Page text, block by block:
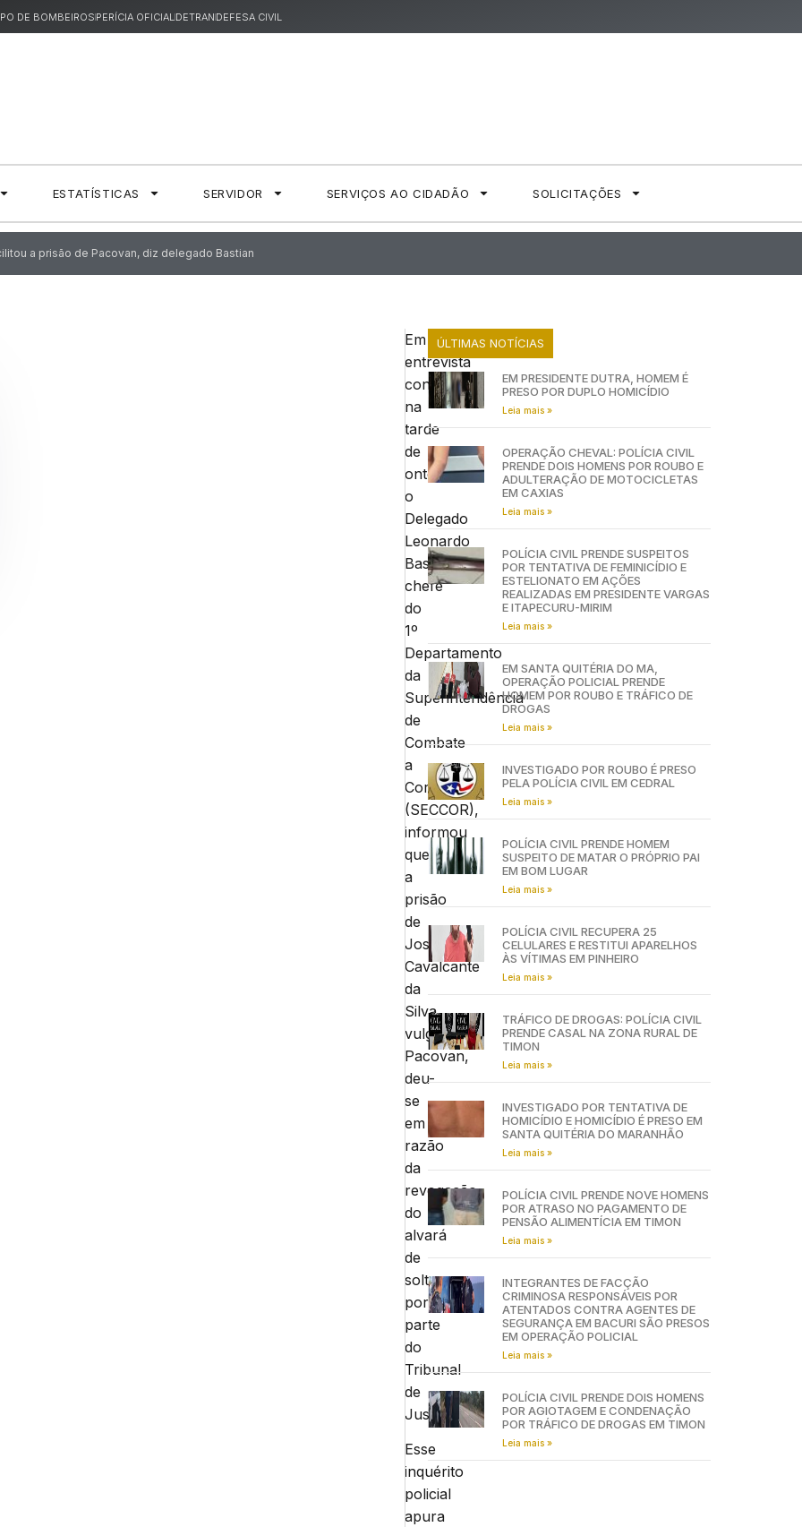
DE BOMBEIROSPERÍCIA OFICIALDETRANDEFESA CIVIL
ESTATÍSTICAS SERVIDOR SERVIÇOS AO CIDADÃO SOLICITAÇÕES
a prisão de Pacovan, diz delegado Bastian
Em
entrevista
concedida
na
tarde
de
ontem,
o
Delegado
Leonardo
Bastian
chefe
do
1º
Departamento
da
Superintendência
de
Combate
a
Corrupção
(SECCOR),
informou
que
a
prisão
de
Josival
Cavalcante
da
Silva,
vulgo
Pacovan,
deu-
se
em
razão
da
revogação
do
alvará
de
soltura
por
parte
do
Tribunal
de
Justiça.
Esse
inquérito
policial
apura
ÚLTIMAS NOTÍCIAS
EM PRESIDENTE DUTRA, HOMEM É
PRESO POR DUPLO HOMICÍDIO
Leia mais »
OPERAÇÃO CHEVAL: POLÍCIA CIVIL
PRENDE DOIS HOMENS POR ROUBO E
ADULTERAÇÃO DE MOTOCICLETAS
EM CAXIAS
Leia mais »
POLÍCIA CIVIL PRENDE SUSPEITOS
POR TENTATIVA DE FEMINICÍDIO E
ESTELIONATO EM AÇÕES
REALIZADAS EM PRESIDENTE VARGAS
E ITAPECURU-MIRIM
Leia mais »
EM SANTA QUITÉRIA DO MA,
OPERAÇÃO POLICIAL PRENDE
HOMEM POR ROUBO E TRÁFICO DE
DROGAS
Leia mais »
INVESTIGADO POR ROUBO É PRESO
PELA POLÍCIA CIVIL EM CEDRAL
Leia mais »
POLÍCIA CIVIL PRENDE HOMEM
SUSPEITO DE MATAR O PRÓPRIO PAI
EM BOM LUGAR
Leia mais »
POLÍCIA CIVIL RECUPERA 25
CELULARES E RESTITUI APARELHOS
ÀS VÍTIMAS EM PINHEIRO
Leia mais »
TRÁFICO DE DROGAS: POLÍCIA CIVIL
PRENDE CASAL NA ZONA RURAL DE
TIMON
Leia mais »
INVESTIGADO POR TENTATIVA DE
HOMICÍDIO E HOMICÍDIO É PRESO EM
SANTA QUITÉRIA DO MARANHÃO
Leia mais »
POLÍCIA CIVIL PRENDE NOVE HOMENS
POR ATRASO NO PAGAMENTO DE
PENSÃO ALIMENTÍCIA EM TIMON
Leia mais »
INTEGRANTES DE FACÇÃO
CRIMINOSA RESPONSÁVEIS POR
ATENTADOS CONTRA AGENTES DE
SEGURANÇA EM BACURI SÃO PRESOS
EM OPERAÇÃO POLICIAL
Leia mais »
POLÍCIA CIVIL PRENDE DOIS HOMENS
POR AGIOTAGEM E CONDENAÇÃO
POR TRÁFICO DE DROGAS EM TIMON
Leia mais »